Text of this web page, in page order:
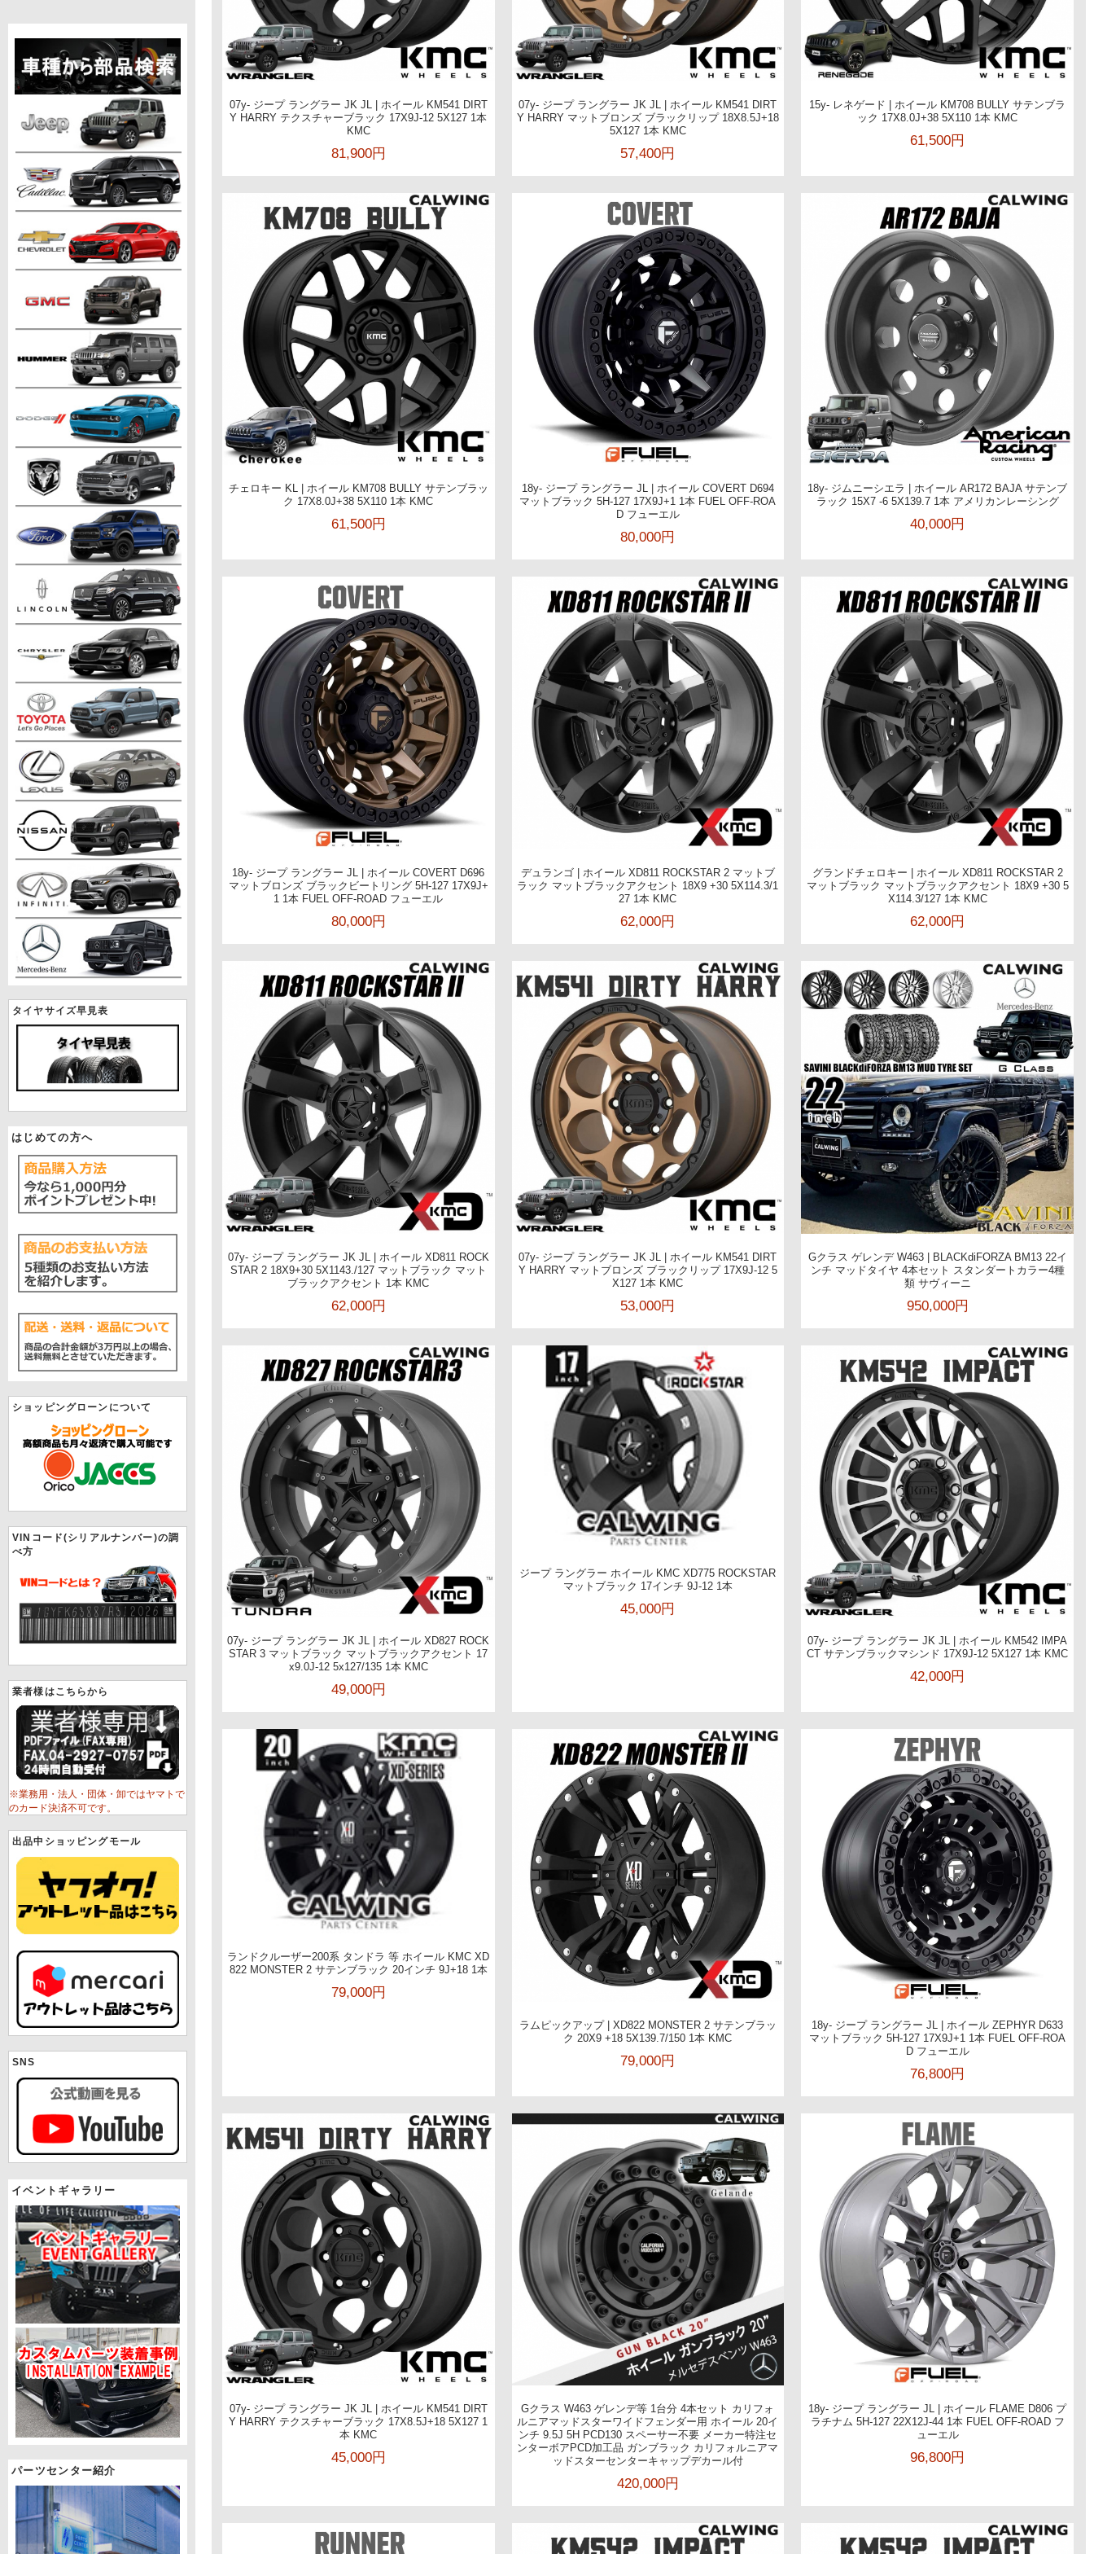
タイヤサイズ早見表
はじめての方へ
ショッピングローンについて
VINコード(シリアルナンバー)の調
べ方
業者様はこちらから
※業務用・法人・団体・卸ではヤマトで
のカード決済不可です。
出品中ショッピングモール
SNS
イベントギャラリー
パーツセンター紹介
07y- ジープ ラングラー JK JL | ホイール KM541 DIRT
Y HARRY テクスチャーブラック 17X9J-12 5X127 1本
KMC
81,900円
07y- ジープ ラングラー JK JL | ホイール KM541 DIRT
Y HARRY マットブロンズ ブラックリップ 18X8.5J+18
5X127 1本 KMC
57,400円
15y- レネゲード | ホイール KM708 BULLY サテンブラ
ック 17X8.0J+38 5X110 1本 KMC
61,500円
チェロキー KL | ホイール KM708 BULLY サテンブラッ
ク 17X8.0J+38 5X110 1本 KMC
61,500円
18y- ジープ ラングラー JL | ホイール COVERT D694
マットブラック 5H-127 17X9J+1 1本 FUEL OFF-ROA
D フューエル
80,000円
18y- ジムニーシエラ | ホイール AR172 BAJA サテンブ
ラック 15X7 -6 5X139.7 1本 アメリカンレーシング
40,000円
18y- ジープ ラングラー JL | ホイール COVERT D696
マットブロンズ ブラックビートリング 5H-127 17X9J+
1 1本 FUEL OFF-ROAD フューエル
80,000円
デュランゴ | ホイール XD811 ROCKSTAR 2 マットブ
ラック マットブラックアクセント 18X9 +30 5X114.3/1
27 1本 KMC
62,000円
グランドチェロキー | ホイール XD811 ROCKSTAR 2
マットブラック マットブラックアクセント 18X9 +30 5
X114.3/127 1本 KMC
62,000円
07y- ジープ ラングラー JK JL | ホイール XD811 ROCK
STAR 2 18X9+30 5X1143./127 マットブラック マット
ブラックアクセント 1本 KMC
62,000円
07y- ジープ ラングラー JK JL | ホイール KM541 DIRT
Y HARRY マットブロンズ ブラックリップ 17X9J-12 5
X127 1本 KMC
53,000円
Gクラス ゲレンデ W463 | BLACKdiFORZA BM13 22イ
ンチ マッドタイヤ 4本セット スタンダートカラー4種
類 サヴィーニ
950,000円
07y- ジープ ラングラー JK JL | ホイール XD827 ROCK
STAR 3 マットブラック マットブラックアクセント 17
x9.0J-12 5x127/135 1本 KMC
49,000円
ジープ ラングラー ホイール KMC XD775 ROCKSTAR
マットブラック 17インチ 9J-12 1本
45,000円
07y- ジープ ラングラー JK JL | ホイール KM542 IMPA
CT サテンブラックマシンド 17X9J-12 5X127 1本 KMC
42,000円
ランドクルーザー200系 タンドラ 等 ホイール KMC XD
822 MONSTER 2 サテンブラック 20インチ 9J+18 1本
79,000円
ラムピックアップ | XD822 MONSTER 2 サテンブラッ
ク 20X9 +18 5X139.7/150 1本 KMC
79,000円
18y- ジープ ラングラー JL | ホイール ZEPHYR D633
マットブラック 5H-127 17X9J+1 1本 FUEL OFF-ROA
D フューエル
76,800円
07y- ジープ ラングラー JK JL | ホイール KM541 DIRT
Y HARRY テクスチャーブラック 17X8.5J+18 5X127 1
本 KMC
45,000円
Gクラス W463 ゲレンデ等 1台分 4本セット カリフォ
ルニアマッドスターワイドフェンダー用 ホイール 20イ
ンチ 9.5J 5H PCD130 スペーサー不要 メーカー特注セ
ンターボアPCD加工品 ガンブラック カリフォルニアマ
ッドスターセンターキャップデカール付
420,000円
18y- ジープ ラングラー JL | ホイール FLAME D806 プ
ラチナム 5H-127 22X12J-44 1本 FUEL OFF-ROAD フ
ューエル
96,800円